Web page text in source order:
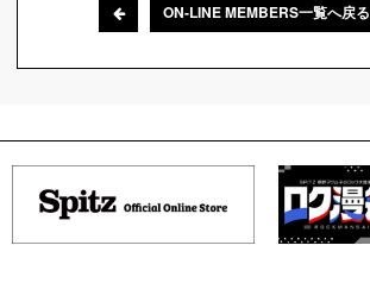
ON-LINE MEMBERS一覧へ戻る